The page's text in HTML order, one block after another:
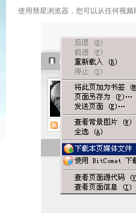
使用彗星浏览器，您可以从任何视频